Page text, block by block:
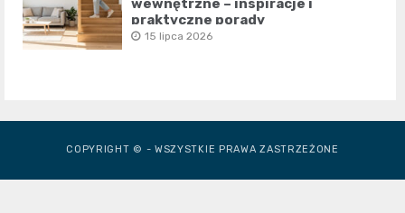
wewnętrzne – inspiracje i
praktyczne porady
15 lipca 2026
COPYRIGHT © - WSZYSTKIE PRAWA ZASTRZEŻONE